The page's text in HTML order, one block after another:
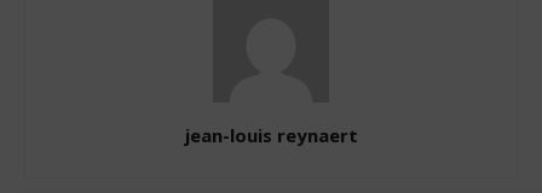
jean-louis reynaert